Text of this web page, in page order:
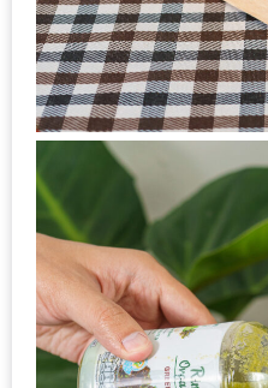
ไม่
บาน
ปลาย
ไม่
เกิน
300
บาท
เกี่ยว
กับ
เว็บ
น้า